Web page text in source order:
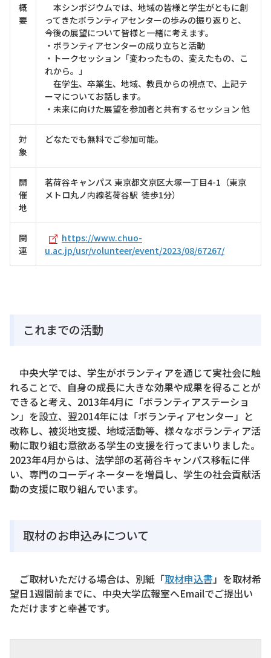
概
要
本シンポジウムでは、地域の皆様と学生がともに創
ってきたボランティアセンターの歩みの振り返りと、
今後の展望について皆様と一緒に考えます。
・ボランティアセンターの成り立ちと活動
・トークセッション「変わったもの、変えたもの、こ
れから。」
在学生、卒業生、地域、教員からの視点で、上記テ
ーマについてお話します。
・未来に向けた展望を参加者と共有するセッション 他
対
象
どなたでも無料でご参加可能。
開
催
地
茗荷谷キャンパス 東京都文京区大塚一丁目4-1（東京
メトロ丸ノ内線茗荷谷駅 徒歩1分）
関
連
https://www.chuo-
u.ac.jp/usr/volunteer/event/2023/08/67267/
これまでの活動
中央大学では、学生がボランティアを通じて実社会に触
れることで、自身の成長に大きな効果や成果を得ることが
できると考え、2013年4月に「ボランティアステーショ
ン」を設立、翌2014年には「ボランティアセンター」と
改称し、被災地支援、地域活動等、様々なボランティア活
動に取り組む意欲ある学生の支援を行ってまいりました。
2023年4月からは、法学部の茗荷谷キャンパス移転に伴
い、専門のコーディネーターを増員し、学生の社会貢献活
動の支援に取り組んでいます。
取材のお申込みについて
ご取材いただける場合は、別紙「取材申込書 」を取材希
望日1週間前までに、中央大学広報室へEmailでご提出い
ただけますと幸甚です。